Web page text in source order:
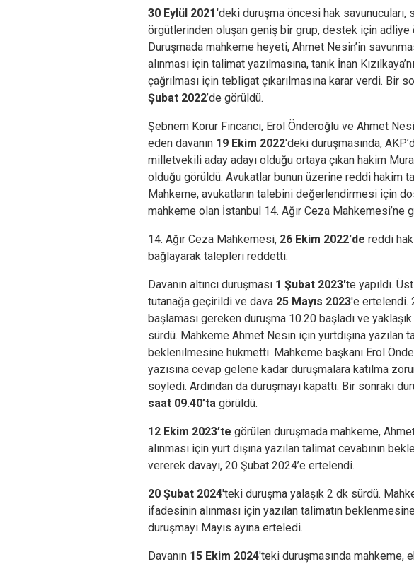
30 Eylül 2021′deki duruşma öncesi hak
örgütlerinden oluşan geniş bir grup, destek için adliye
Duruşmada mahkeme heyeti, Ahmet Nesin’in
alınması için talimat yazılmasına, tanık İnan
çağrılması için tebligat çıkarılmasına karar verdi. Bir
Şubat 2022’de görüldü.
Şebnem Korur Fincancı, Erol Önderoğlu ve Ahmet
eden davanın 19 Ekim 2022'deki duruşmasında,
milletvekili aday adayı olduğu ortaya çıkan hakim
olduğu görüldü. Avukatlar bunun üzerine reddi hakim
Mahkeme, avukatların talebini değerlendirmesi için
mahkeme olan İstanbul 14. Ağır Ceza Mahkemesi’ne
14. Ağır Ceza Mahkemesi, 26 Ekim 2022'de reddi
bağlayarak talepleri reddetti.
Davanın altıncı duruşması 1 Şubat 2023'te yapıldı.
tutanağa geçirildi ve dava 25 Mayıs 2023'e ertelendi.
başlaması gereken duruşma 10.20 başladı ve
sürdü. Mahkeme Ahmet Nesin için yurtdışına yazılan
beklenilmesine hükmetti. Mahkeme başkanı Erol
yazısına cevap gelene kadar duruşmalara katılma
söyledi. Ardından da duruşmayı kapattı. Bir sonraki
saat 09.40’ta görüldü.
12 Ekim 2023’te görülen duruşmada mahkeme,
alınması için yurt dışına yazılan talimat cevabının
vererek davayı, 20 Şubat 2024’e ertelendi.
20 Şubat 2024'teki duruşma yalaşık 2 dk sürdü.
ifadesinin alınması için yazılan talimatın
duruşmayı Mayıs ayına erteledi.
Davanın 15 Ekim 2024'teki duruşmasında mahkeme,